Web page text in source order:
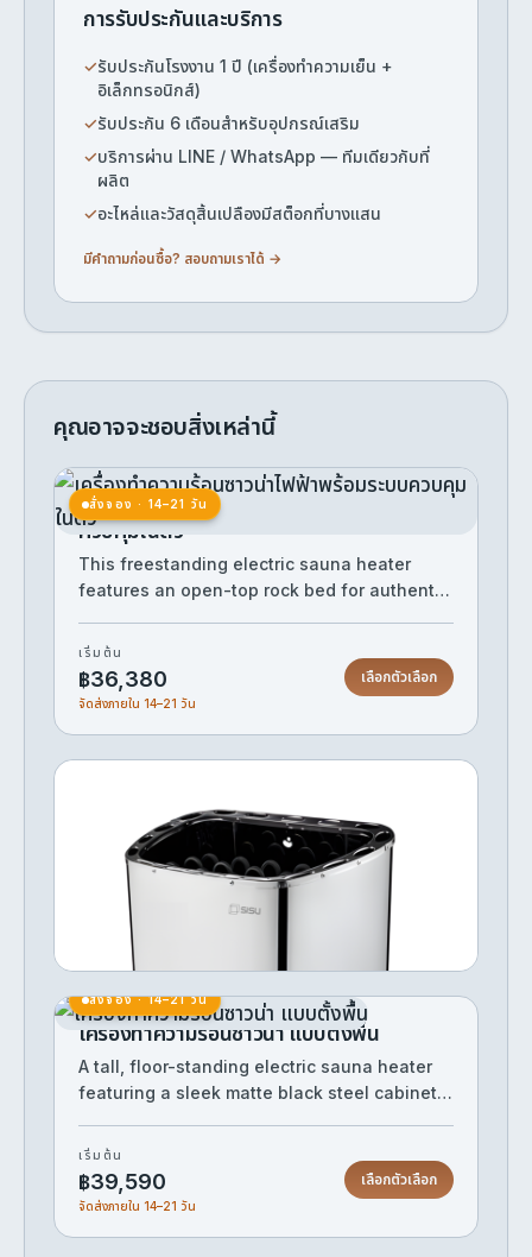
การรับประกันและบริการ
✓รับประกันโรงงาน 1 ปี (เครื่องทำความเย็น +
อิเล็กทรอนิกส์)
✓รับประกัน 6 เดือนสำหรับอุปกรณ์เสริม
✓บริการผ่าน LINE / WhatsApp — ทีมเดียวกับที่
ผลิต
✓อะไหล่และวัสดุสิ้นเปลืองมีสต็อกที่บางแสน
มีคำถามก่อนซื้อ? สอบถามเราได้ →
คุณอาจจะชอบสิ่งเหล่านี้
สั่งจอง · 14–21 วัน
เครื่องทำความร้อนซาวน่าไฟฟ้าพร้อมระบบ
ควบคุมในตัว
This freestanding electric sauna heater
features an open-top rock bed for authentic
convenient temperature and timer
adjustment without a separate controller. Its
rugged dark-coated steel cabinet is built to
เริ่มต้น
฿36,380
จัดส่งภายใน 14–21 วัน
เลือกตัวเลือก
มีสต๊อก
A 4.5kW electric sauna heater ideal for small
to medium-sized sauna rooms. Delivers
consistent, penetrating heat to create an
authentic sauna experience. Its compact
power output makes it energy-efficient
while still reaching traditional sauna
฿29,440
สั่งจอง · 14–21 วัน
เครื่องทำความร้อนซาวน่า แบบตั้งพื้น
A tall, floor-standing electric sauna heater
featuring a sleek matte black steel cabinet
tower design delivers powerful, even heat
distribution throughout the sauna room
while making an elegant visual statement.
เริ่มต้น
฿39,590
จัดส่งภายใน 14–21 วัน
เลือกตัวเลือก